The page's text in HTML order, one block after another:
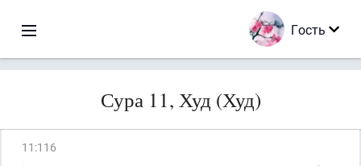
Гость
Сура 11, Худ (Худ)
11 :116